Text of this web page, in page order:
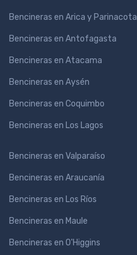
Bencineras en Arica y Parinacota
Bencineras en Antofagasta
Bencineras en Atacama
Bencineras en Aysén
Bencineras en Coquimbo
Bencineras en Los Lagos
Bencineras en Valparaíso
Bencineras en Araucanía
Bencineras en Los Ríos
Bencineras en Maule
Bencineras en O'Higgins